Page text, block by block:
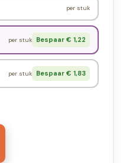
per stuk
per stuk Bespaar € 1,22
per stuk Bespaar € 1,83